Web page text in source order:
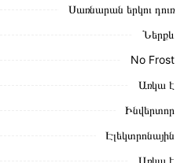
սեղմեք
կայքում նշված
Սառնարան SHARP SJ-PV73K-
վավեր են և
Սառնարան երկու դուռ
Ներքև
No Frost
Առկա է
Ինվերտոր
Էլեկտրոնային
Առկա է